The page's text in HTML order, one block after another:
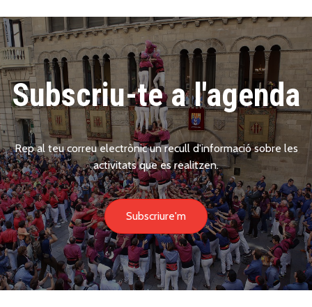
Subscriu-te a l'agenda
Rep al teu correu electrònic un recull d'informació sobre les
activitats que es realitzen.
Subscriure'm